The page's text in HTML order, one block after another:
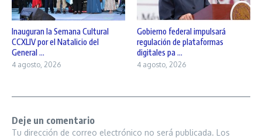
Inauguran la Semana Cultural
CCXLIV por el Natalicio del
General ...
4 agosto, 2026
Gobierno federal impulsará
regulación de plataformas
digitales pa ...
4 agosto, 2026
Deje un comentario
Tu dirección de correo electrónico no será publicada. Los